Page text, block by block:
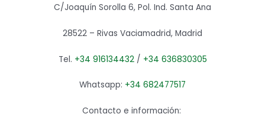
C/Joaquín Sorolla 6, Pol. Ind. Santa Ana
28522 – Rivas Vaciamadrid, Madrid
Tel. +34 916134432/ +34 636830305
Whatsapp: +34 682477517
Contacto e información: